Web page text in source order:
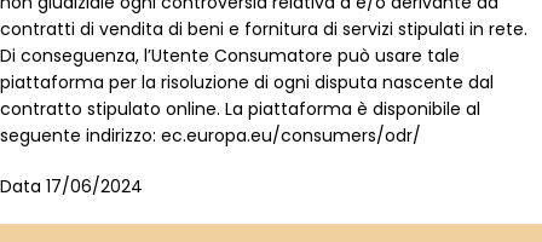
contratti di vendita di beni e fornitura di servizi stipulati in rete.
Di conseguenza, l’Utente Consumatore può usare tale
piattaforma per la risoluzione di ogni disputa nascente dal
contratto stipulato online. La piattaforma è disponibile al
seguente indirizzo: ec.europa.eu/consumers/odr/
Data 17/06/2024